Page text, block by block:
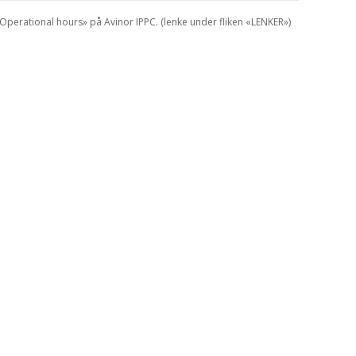
hours» på Avinor IPPC. (lenke under fliken «LENKER»)